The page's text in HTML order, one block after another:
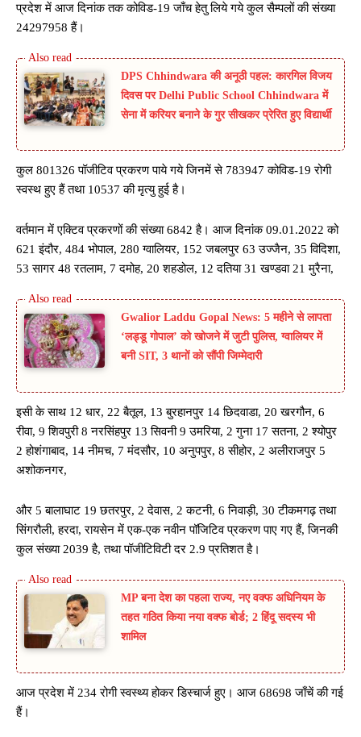
प्रदेश में आज दिनांक तक कोविड-19 जाँच हेतु लिये गये कुल सैम्पलों की संख्या
24297958 हैं।
DPS Chhindwara की अनूठी पहल: कारगिल विजय
दिवस पर Delhi Public School Chhindwara में
सेना में करियर बनाने के गुर सीखकर प्रेरित हुए विद्यार्थी
कुल 801326 पॉजीटिव प्रकरण पाये गये जिनमें से 783947 कोविड-19 रोगी
स्वस्थ हुए हैं तथा 10537 की मृत्यु हुई है।
वर्तमान में एक्टिव प्रकरणों की संख्या 6842 है। आज दिनांक 09.01.2022 को
621 इंदौर, 484 भोपाल, 280 ग्वालियर, 152 जबलपुर 63 उज्जैन, 35 विदिशा,
53 सागर 48 रतलाम, 7 दमोह, 20 शहडोल, 12 दतिया 31 खण्डवा 21 मुरैना,
Gwalior Laddu Gopal News: 5 महीने से लापता
‘लड्डू गोपाल’ को खोजने में जुटी पुलिस, ग्वालियर में
बनी SIT, 3 थानों को सौंपी जिम्मेदारी
इसी के साथ 12 धार, 22 बैतूल, 13 बुरहानपुर 14 छिदवाडा, 20 खरगौन, 6
रीवा, 9 शिवपुरी 8 नरसिंहपुर 13 सिवनी 9 उमरिया, 2 गुना 17 सतना, 2 श्योपुर
2 होशंगाबाद, 14 नीमच, 7 मंदसौर, 10 अनुपपुर, 8 सीहोर, 2 अलीराजपुर 5
अशोकनगर,
और 5 बालाघाट 19 छतरपुर, 2 देवास, 2 कटनी, 6 निवाड़ी, 30 टीकमगढ़ तथा
सिंगरौली, हरदा, रायसेन में एक-एक नवीन पॉजिटिव प्रकरण पाए गए हैं, जिनकी
कुल संख्या 2039 है, तथा पॉजीटिविटी दर 2.9 प्रतिशत है।
MP बना देश का पहला राज्य, नए वक्फ अधिनियम के
तहत गठित किया नया वक्फ बोर्ड; 2 हिंदू सदस्य भी
शामिल
आज प्रदेश में 234 रोगी स्वस्थ्य होकर डिस्चार्ज हुए। आज 68698 जाँचें की गई
हैं।